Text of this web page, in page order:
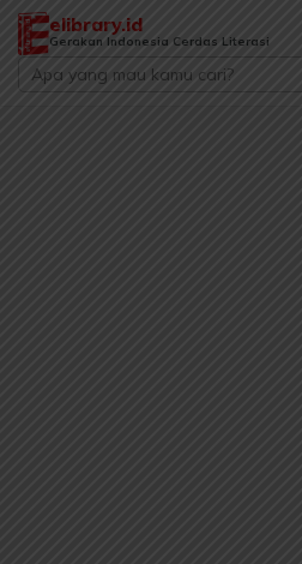
Lewati
konten
elibrary.id
Gerakan Indonesia Cerdas Literasi
Search
...